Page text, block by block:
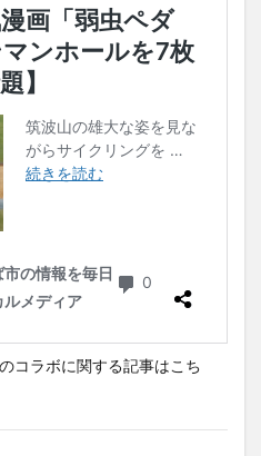
コラボに関する記事はこち